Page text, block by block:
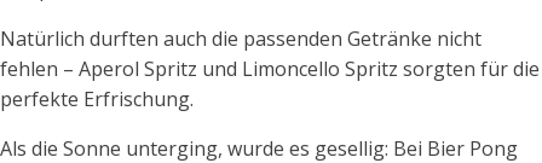
Natürlich durften auch die passenden Getränke nicht
fehlen – Aperol Spritz und Limoncello Spritz sorgten für die
perfekte Erfrischung.
Als die Sonne unterging, wurde es gesellig: Bei Bier Pong